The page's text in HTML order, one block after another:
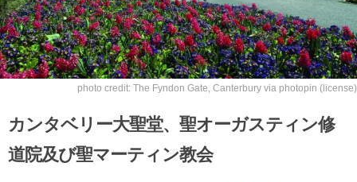
photo credit: The Fyndon Gate, Canterbury via photopin (license)
カンタベリー大聖堂、聖オーガスティン修
道院及び聖マーティン教会